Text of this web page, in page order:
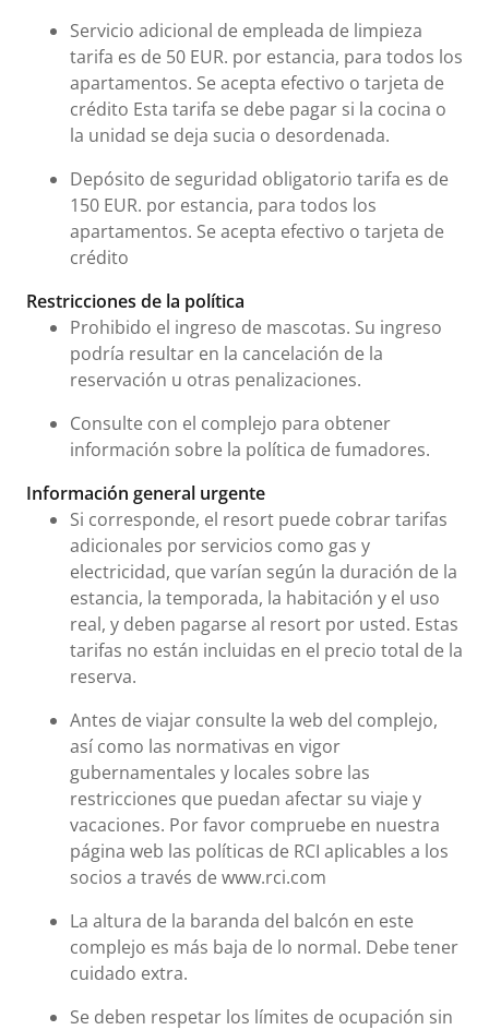
Servicio adicional de empleada de limpieza
tarifa es de 50 EUR. por estancia, para todos los
apartamentos. Se acepta efectivo o tarjeta de
crédito Esta tarifa se debe pagar si la cocina o
la unidad se deja sucia o desordenada.
Depósito de seguridad obligatorio tarifa es de
150 EUR. por estancia, para todos los
apartamentos. Se acepta efectivo o tarjeta de
crédito
Restricciones de la política
Prohibido el ingreso de mascotas. Su ingreso
podría resultar en la cancelación de la
reservación u otras penalizaciones.
Consulte con el complejo para obtener
información sobre la política de fumadores.
Información general urgente
Si corresponde, el resort puede cobrar tarifas
adicionales por servicios como gas y
electricidad, que varían según la duración de la
estancia, la temporada, la habitación y el uso
real, y deben pagarse al resort por usted. Estas
tarifas no están incluidas en el precio total de la
reserva.
Antes de viajar consulte la web del complejo,
así como las normativas en vigor
gubernamentales y locales sobre las
restricciones que puedan afectar su viaje y
vacaciones. Por favor compruebe en nuestra
página web las políticas de RCI aplicables a los
socios a través de www.rci.com
La altura de la baranda del balcón en este
complejo es más baja de lo normal. Debe tener
cuidado extra.
Se deben respetar los límites de ocupación sin